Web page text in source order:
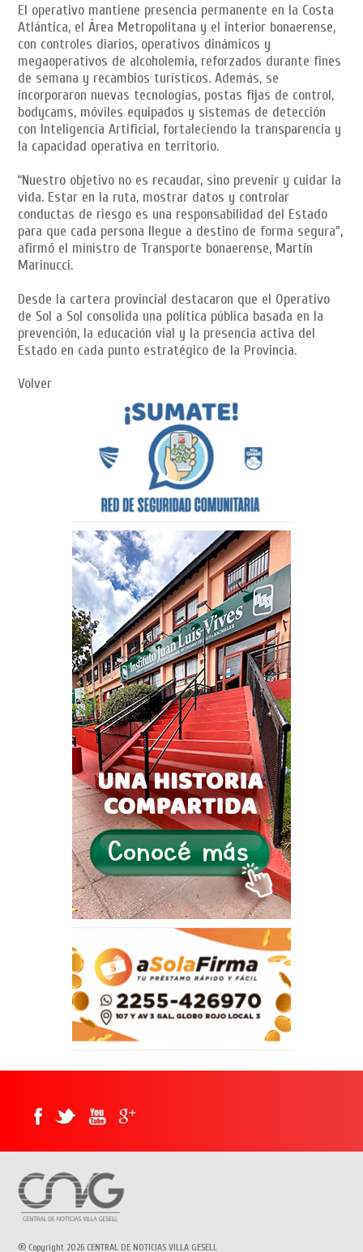
El operativo mantiene presencia permanente en la Costa
Atlántica, el Área Metropolitana y el interior bonaerense,
con controles diarios, operativos dinámicos y
megaoperativos de alcoholemia, reforzados durante fines
de semana y recambios turísticos. Además, se
incorporaron nuevas tecnologías, postas fijas de control,
bodycams, móviles equipados y sistemas de detección
con Inteligencia Artificial, fortaleciendo la transparencia y
la capacidad operativa en territorio.
“Nuestro objetivo no es recaudar, sino prevenir y cuidar la
vida. Estar en la ruta, mostrar datos y controlar
conductas de riesgo es una responsabilidad del Estado
para que cada persona llegue a destino de forma segura”,
afirmó el ministro de Transporte bonaerense, Martín
Marinucci.
Desde la cartera provincial destacaron que el Operativo
de Sol a Sol consolida una política pública basada en la
prevención, la educación vial y la presencia activa del
Estado en cada punto estratégico de la Provincia.
Volver
® Copyright 2026 CENTRAL DE NOTICIAS VILLA GESELL